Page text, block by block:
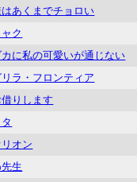
あくまでチョロい
ク
に私の可愛いが通じない
ラ・フロンティア
りします
オン
生